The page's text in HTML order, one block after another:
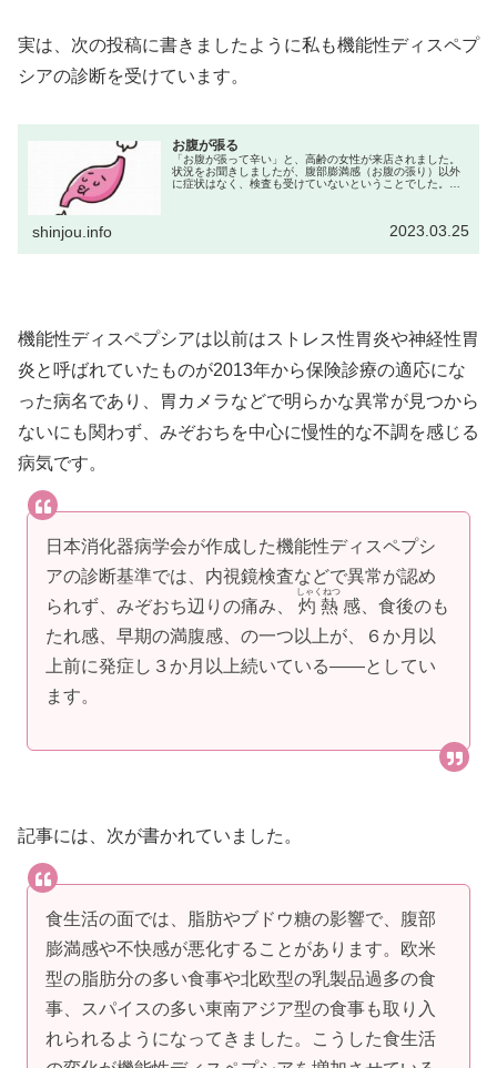
実は、次の投稿に書きましたように私も機能性ディスペプ
シアの診断を受けています。
お腹が張る
「お腹が張って辛い」と、高齢の女性が来店されました。
状況をお聞きしましたが、腹部膨満感（お腹の張り）以外
に症状はなく、検査も受けていないということでした。私
shinjou.info 2023.03.25
機能性ディスペプシアは以前はストレス性胃炎や神経性胃
炎と呼ばれていたものが2013年から保険診療の適応にな
った病名であり、胃カメラなどで明らかな異常が見つから
ないにも関わず、みぞおちを中心に慢性的な不調を感じる
病気です。
日本消化器病学会が作成した機能性ディスペプシ
アの診断基準では、内視鏡検査などで異常が認め
られず、みぞおち辺りの痛み、 灼熱
しゃくねつ
感、食後のも
たれ感、早期の満腹感、の一つ以上が、６か月以
上前に発症し３か月以上続いている――としてい
ます。
記事には、次が書かれていました。
食生活の面では、脂肪やブドウ糖の影響で、腹部
膨満感や不快感が悪化することがあります。欧米
型の脂肪分の多い食事や北欧型の乳製品過多の食
事、スパイスの多い東南アジア型の食事も取り入
れられるようになってきました。こうした食生活